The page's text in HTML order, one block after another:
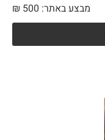
מבצע באתר:
₪ 500